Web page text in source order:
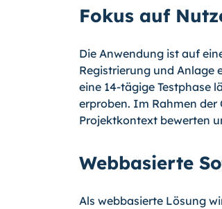
Fokus auf
Die Anwendung ist auf
Registrierung und Anlage
eine 14-tägige Testphase
erproben. Im Rahmen der
Projektkontext bewerten
Webbasierte
Als webbasierte Lösung